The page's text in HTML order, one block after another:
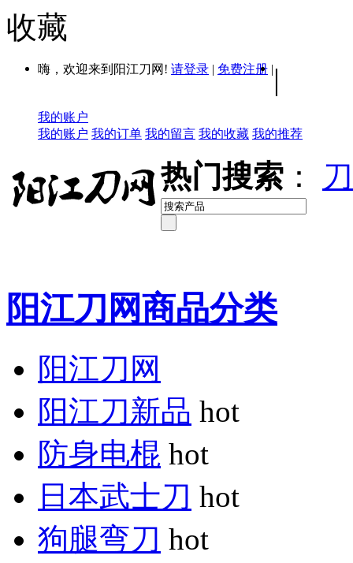
收藏
嗨，欢迎来到阳江刀网! 请登录 | 免费注册 | |
我的账户
我的账户 我的订单 我的留言 我的收藏 我的推荐
热门搜索 ：
阳江刀网商品分类
阳江刀网
阳江刀新品 hot
防身电棍 hot
日本武士刀 hot
狗腿弯刀 hot